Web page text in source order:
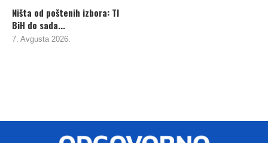
Ništa od poštenih izbora: TI
BiH do sada...
7. Avgusta 2026.